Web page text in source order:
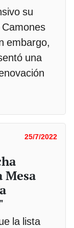
su
embargo,
una
25/7/2022
Mesa
la lista